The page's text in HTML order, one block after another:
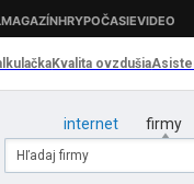
internet firmy